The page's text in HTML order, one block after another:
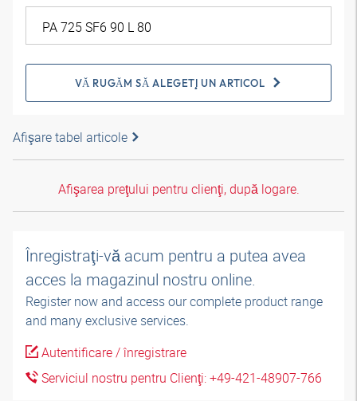
VĂ RUGĂM SĂ ALEGEŢI UN ARTICOL
Afişare tabel articole
Afişarea preţului pentru clienţi, după logare.
Înregistraţi-vă acum pentru a putea avea
acces la magazinul nostru online.
Register now and access our complete product range
and many exclusive services.
Autentificare / înregistrare
Serviciul nostru pentru Clienţi: +49-421-48907-766